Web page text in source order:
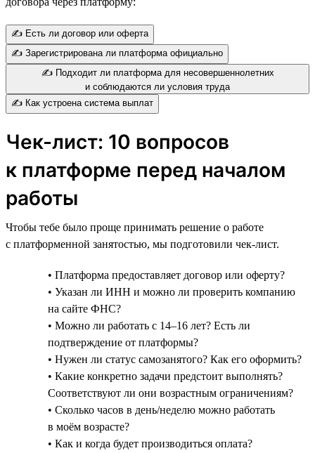
✍️ Есть ли договор или оферта
✍️ Зарегистрирована ли платформа официально
✍️ Подходит ли платформа для несовершеннолетних
и соблюдаются ли условия труда
✍️ Как устроена система выплат
Чек-лист: 10 вопросов
к платформе перед началом
работы
Чтобы тебе было проще принимать решение о работе
с платформенной занятостью, мы подготовили чек-лист.
• Платформа предоставляет договор или оферту?
• Указан ли ИНН и можно ли проверить компанию
на сайте ФНС?
• Можно ли работать с 14–16 лет? Есть ли
подтверждение от платформы?
• Нужен ли статус самозанятого? Как его оформить?
• Какие конкретно задачи предстоит выполнять?
Соответствуют ли они возрастным ограничениям?
• Сколько часов в день/неделю можно работать
в моём возрасте?
• Как и когда будет производиться оплата?